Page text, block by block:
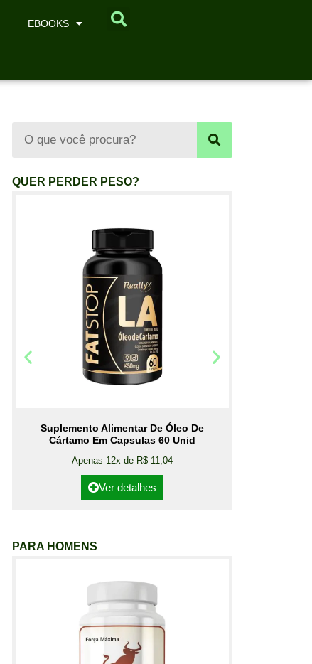
EBOOKS
QUER PERDER PESO?
Suplemento Alimentar De Óleo De
Cártamo Em Capsulas 60 Unid
Apenas 12x de R$ 11,04
Ver detalhes
PARA HOMENS